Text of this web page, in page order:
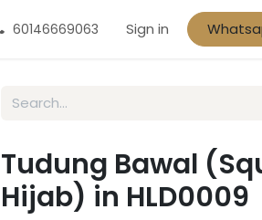
60146669063 Sign in
Tudung Bawal
Hijab) in HLD0009